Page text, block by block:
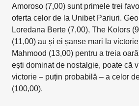
Amoroso (7,00) sunt primele trei
oferta celor de la Unibet Pariuri.
Loredana Berte (7,00), The Kolors
(11,00) au și ei șanse mari la
Mahmood (13,00) pentru a treia
ești dominat de nostalgie, poate că
victorie – puțin probabilă – a celor
(100,00).